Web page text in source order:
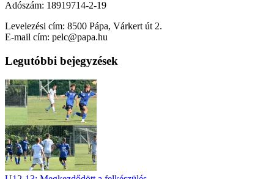
Adószám: 18919714-2-19
Levelezési cím: 8500 Pápa, Várkert út 2.
E-mail cím: pelc@papa.hu
Legutóbbi bejegyzések